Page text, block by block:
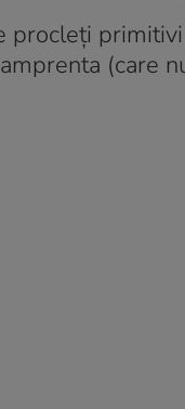
procleți
(care